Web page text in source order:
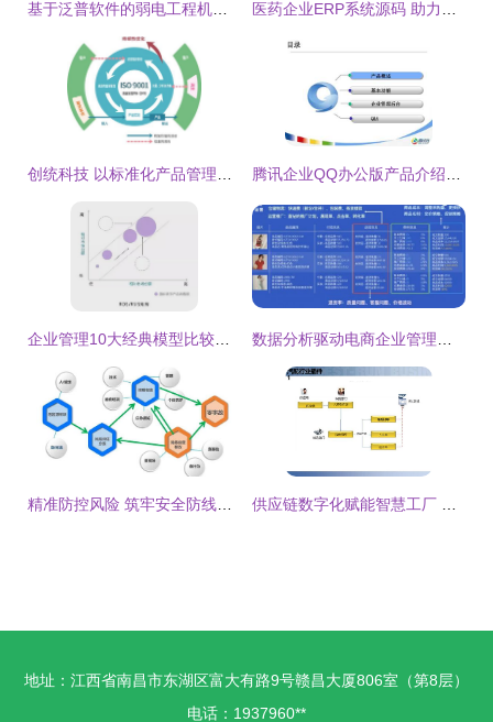
地址：江西省南昌市东湖区富大有路9号赣昌大厦806室（第8层）
电话：1937960**